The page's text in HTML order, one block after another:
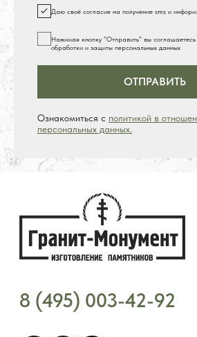
Даю своё согласие на получение sms и
Нажимая кнопку ”Отправить” вы соглашаетесь
обработки и защиты персональных данных
ОТПРАВИТЬ
Ознакомиться с политикой в
персональных данных.